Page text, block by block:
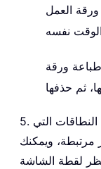
ورقة العمل
ورقة
التي
ويمكنك